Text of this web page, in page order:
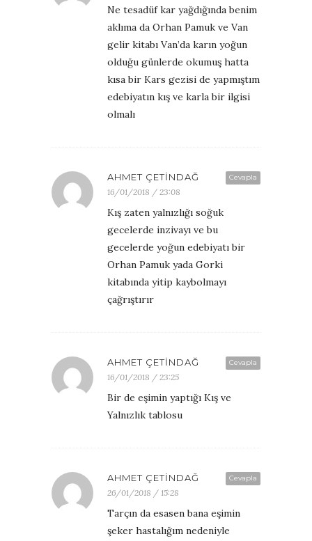
Ne tesadüf kar yağdığında benim
aklıma da Orhan Pamuk ve Van
gelir kitabı Van’da karın yoğun
olduğu günlerde okumuş hatta
kısa bir Kars gezisi de yapmıştım
edebiyatın kış ve karla bir ilgisi
olmalı
Cevapla
AHMET ÇETINDAĞ
16/01/2018 / 23:08
Kış zaten yalnızlığı soğuk
gecelerde inzivayı ve bu
gecelerde yoğun edebiyatı bir
Orhan Pamuk yada Gorki
kitabında yitip kaybolmayı
çağrıştırır
Cevapla
AHMET ÇETINDAĞ
16/01/2018 / 23:25
Bir de eşimin yaptığı Kış ve
Yalnızlık tablosu
Cevapla
AHMET ÇETINDAĞ
26/01/2018 / 15:28
Tarçın da esasen bana eşimin
şeker hastalığım nedeniyle